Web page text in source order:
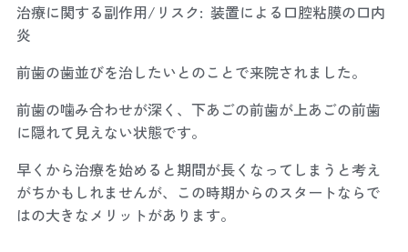
治療に関する副作用/リスク: 装置による口腔粘膜の口内
炎
前歯の歯並びを治したいとのことで来院されました。
前歯の噛み合わせが深く、下あごの前歯が上あごの前歯
に隠れて見えない状態です。
早くから治療を始めると期間が長くなってしまうと考え
がちかもしれませんが、この時期からのスタートならで
はの大きなメリットがあります。